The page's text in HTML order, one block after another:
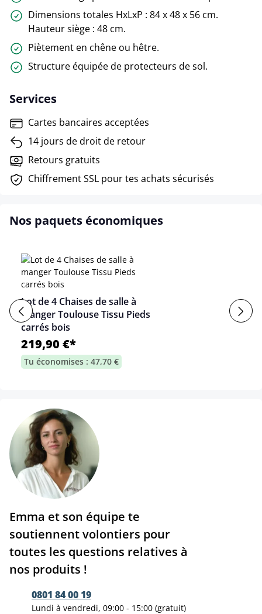
Dimensions totales HxLxP : 84 x 48 x 56 cm.
Hauteur siège : 48 cm.
Piètement en chêne ou hêtre.
Structure équipée de protecteurs de sol.
Services
Cartes bancaires acceptées
14 jours de droit de retour
Retours gratuits
Chiffrement SSL pour tes achats sécurisés
Nos paquets économiques
Lot de 4 Chaises de salle à
manger Toulouse Tissu Pieds
carrés bois
219,90 €*
Tu économises : 47,70 €
Emma et son équipe te
soutiennent volontiers pour
toutes les questions relatives à
nos produits !
0801 84 00 19
Lundi à vendredi, 09:00 - 15:00 (gratuit)